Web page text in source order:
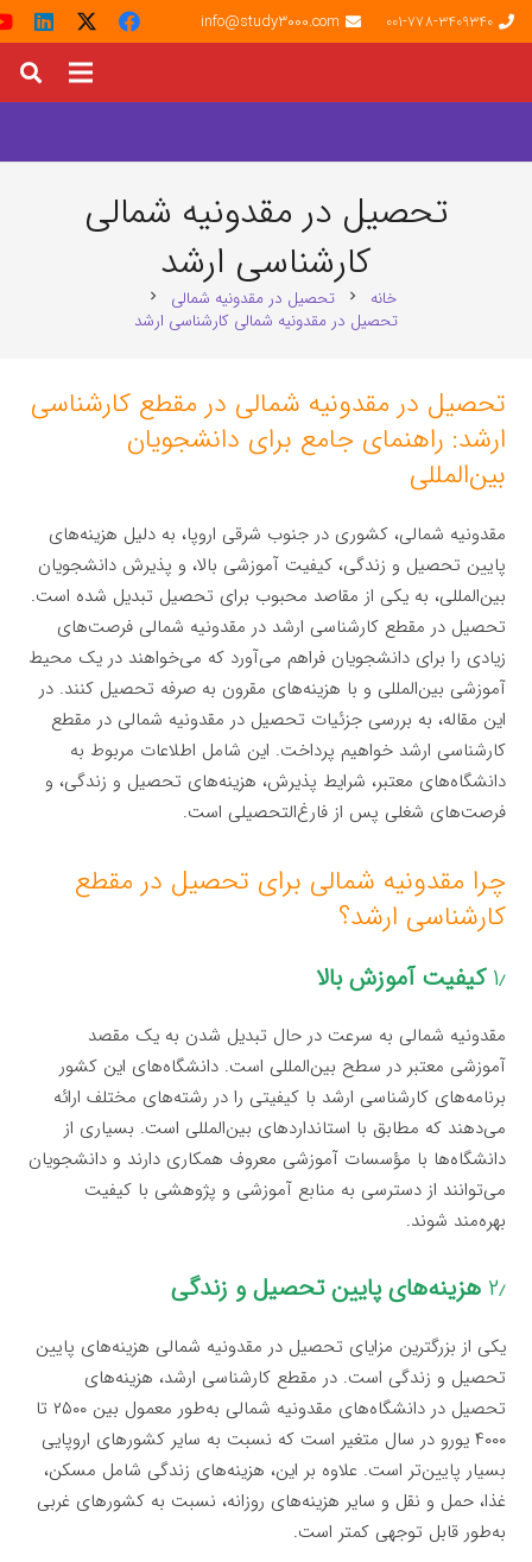
001-778-3409340
info@study3000.com
تحصیل در مقدونیه شمالی
کارشناسی ارشد
خانه chevron_right تحصیل در مقدونیه شمالی chevron_right
تحصیل در مقدونیه شمالی کارشناسی ارشد
تحصیل در مقدونیه شمالی در مقطع کارشناسی
ارشد: راهنمای جامع برای دانشجویان
بین‌المللی
مقدونیه شمالی، کشوری در جنوب شرقی اروپا، به دلیل هزینه‌های
پایین تحصیل و زندگی، کیفیت آموزشی بالا، و پذیرش دانشجویان
بین‌المللی، به یکی از مقاصد محبوب برای تحصیل تبدیل شده است.
تحصیل در مقطع کارشناسی ارشد در مقدونیه شمالی فرصت‌های
زیادی را برای دانشجویان فراهم می‌آورد که می‌خواهند در یک محیط
آموزشی بین‌المللی و با هزینه‌های مقرون به صرفه تحصیل کنند. در
این مقاله، به بررسی جزئیات تحصیل در مقدونیه شمالی در مقطع
کارشناسی ارشد خواهیم پرداخت. این شامل اطلاعات مربوط به
دانشگاه‌های معتبر، شرایط پذیرش، هزینه‌های تحصیل و زندگی، و
فرصت‌های شغلی پس از فارغ‌التحصیلی است.
چرا مقدونیه شمالی برای تحصیل در مقطع
کارشناسی ارشد؟
۱٫ کیفیت آموزش بالا
مقدونیه شمالی به سرعت در حال تبدیل شدن به یک مقصد
آموزشی معتبر در سطح بین‌المللی است. دانشگاه‌های این کشور
برنامه‌های کارشناسی ارشد با کیفیتی را در رشته‌های مختلف ارائه
می‌دهند که مطابق با استانداردهای بین‌المللی است. بسیاری از
دانشگاه‌ها با مؤسسات آموزشی معروف همکاری دارند و دانشجویان
می‌توانند از دسترسی به منابع آموزشی و پژوهشی با کیفیت
بهره‌مند شوند.
۲٫ هزینه‌های پایین تحصیل و زندگی
یکی از بزرگترین مزایای تحصیل در مقدونیه شمالی هزینه‌های پایین
تحصیل و زندگی است. در مقطع کارشناسی ارشد، هزینه‌های
تحصیل در دانشگاه‌های مقدونیه شمالی به‌طور معمول بین ۲۵۰۰ تا
۴۰۰۰ یورو در سال متغیر است که نسبت به سایر کشورهای اروپایی
بسیار پایین‌تر است. علاوه بر این، هزینه‌های زندگی شامل مسکن،
غذا، حمل و نقل و سایر هزینه‌های روزانه، نسبت به کشورهای غربی
به‌طور قابل توجهی کمتر است.